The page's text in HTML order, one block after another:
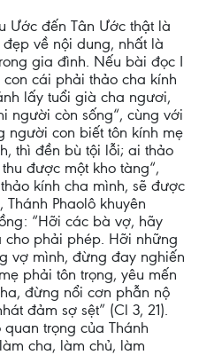
Ước đến Tân Ước thật là
về nội dung, nhất là
gia đình. Nếu bài đọc I
cái phải thảo cha kính
lấy tuổi già cha ngươi,
người còn sống“, cùng với
người con biết tôn kính mẹ
thì đền bù tội lỗi; ai thảo
được một kho tàng“,
kính cha mình, sẽ được
Phaolô khuyên
“Hỡi các bà vợ, hãy
cho phải phép. Hỡi những
vợ mình, đừng đay nghiến
phải tôn trọng, yêu mến
đừng nổi cơn phẫn nộ
đảm sợ sệt” (Cl 3, 21).
trọng của Thánh
cha, làm chủ, làm